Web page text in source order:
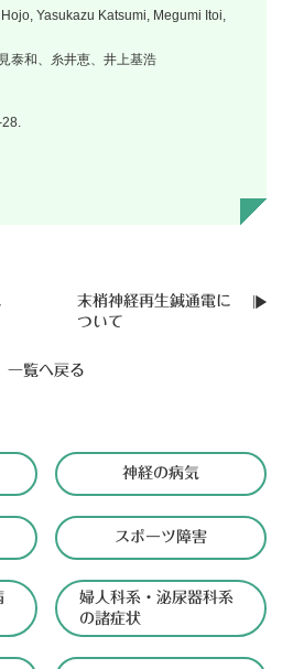
Yasukazu Katsumi, Megumi Itoi,
泰和、糸井恵、井上基浩
末梢神経再生鍼通電に
ついて
一覧へ戻る
神経の病気
スポーツ障害
婦人科系・泌尿器科系
の諸症状